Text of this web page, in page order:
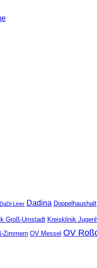
DaDi-Liner Dadina Doppelhaushalt
Groß-Umstadt Kreisklinik
Zimmern OV Messel OV